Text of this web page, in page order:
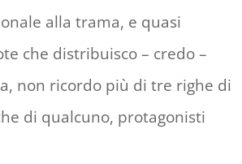
alla trama, e quasi
che distribuisco – credo –
non ricordo più di tre righe di
di qualcuno, protagonisti